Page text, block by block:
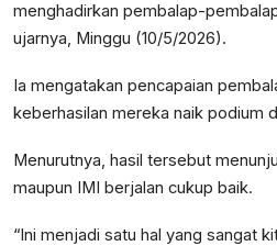
menghadirkan pembalap-
ujarnya, Minggu (10/5/2026).
Ia mengatakan pencapaian
keberhasilan mereka naik podium
Menurutnya, hasil tersebut
maupun IMI berjalan cukup baik.
“Ini menjadi satu hal yang sangat